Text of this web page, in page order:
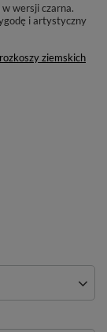
wersji czarna.
i artystyczny
ziemskich